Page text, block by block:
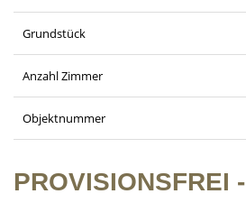
Grundstück
Anzahl Zimmer
Objektnummer
PROVISIONSFREI -